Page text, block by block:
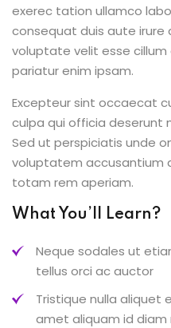
exerec tation ullamco
consequat duis aute irure
voluptate velit esse
pariatur enim ipsam.
Excepteur sint occaecat
culpa qui officia deserunt
Sed ut perspiciatis unde
voluptatem accusantium
totam rem aperiam.
What You’ll Learn?
Neque sodales ut
tellus orci ac auctor
Tristique nulla aliquet
amet aliquam id diam